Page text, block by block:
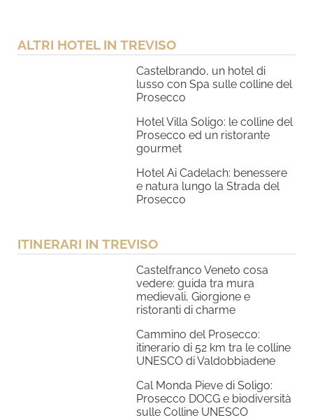
ALTRI HOTEL IN TREVISO
Castelbrando, un hotel di
lusso con Spa sulle colline del
Prosecco
Hotel Villa Soligo: le colline del
Prosecco ed un ristorante
gourmet
Hotel Ai Cadelach: benessere
e natura lungo la Strada del
Prosecco
ITINERARI IN TREVISO
Castelfranco Veneto cosa
vedere: guida tra mura
medievali, Giorgione e
ristoranti di charme
Cammino del Prosecco:
itinerario di 52 km tra le colline
UNESCO di Valdobbiadene
Cal Monda Pieve di Soligo:
Prosecco DOCG e biodiversità
sulle Colline UNESCO